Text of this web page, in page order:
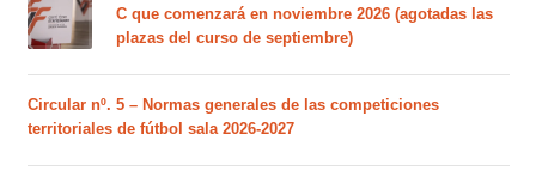
C que comenzará en noviembre 2026 (agotadas las
plazas del curso de septiembre)
Circular nº. 5 – Normas generales de las competiciones
territoriales de fútbol sala 2026-2027